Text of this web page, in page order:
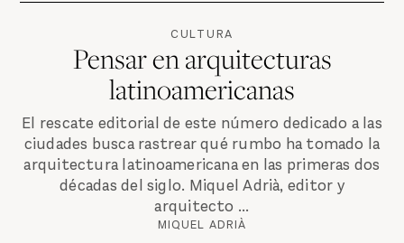
CULTURA
Pensar en arquitecturas
latinoamericanas
El rescate editorial de este número dedicado a las
ciudades busca rastrear qué rumbo ha tomado la
arquitectura latinoamericana en las primeras dos
décadas del siglo. Miquel Adrià, editor y
arquitecto ...
MIQUEL ADRIÀ